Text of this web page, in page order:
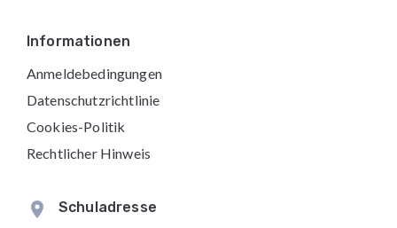
Informationen
Anmeldebedingungen
Datenschutzrichtlinie
Cookies-Politik
Rechtlicher Hinweis
Schuladresse